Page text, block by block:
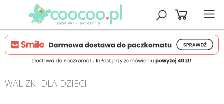
WALIZKI DLA DZIECI